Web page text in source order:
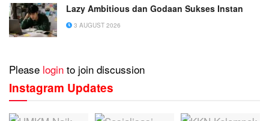
Lazy Ambitious dan Godaan Sukses Instan
3 AUGUST 2026
Please login to join discussion
Instagram Updates